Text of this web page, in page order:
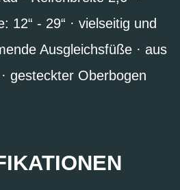
12“ - 29“ · vielseitig und
Ausgleichsfüße · aus
gesteckter Oberbogen